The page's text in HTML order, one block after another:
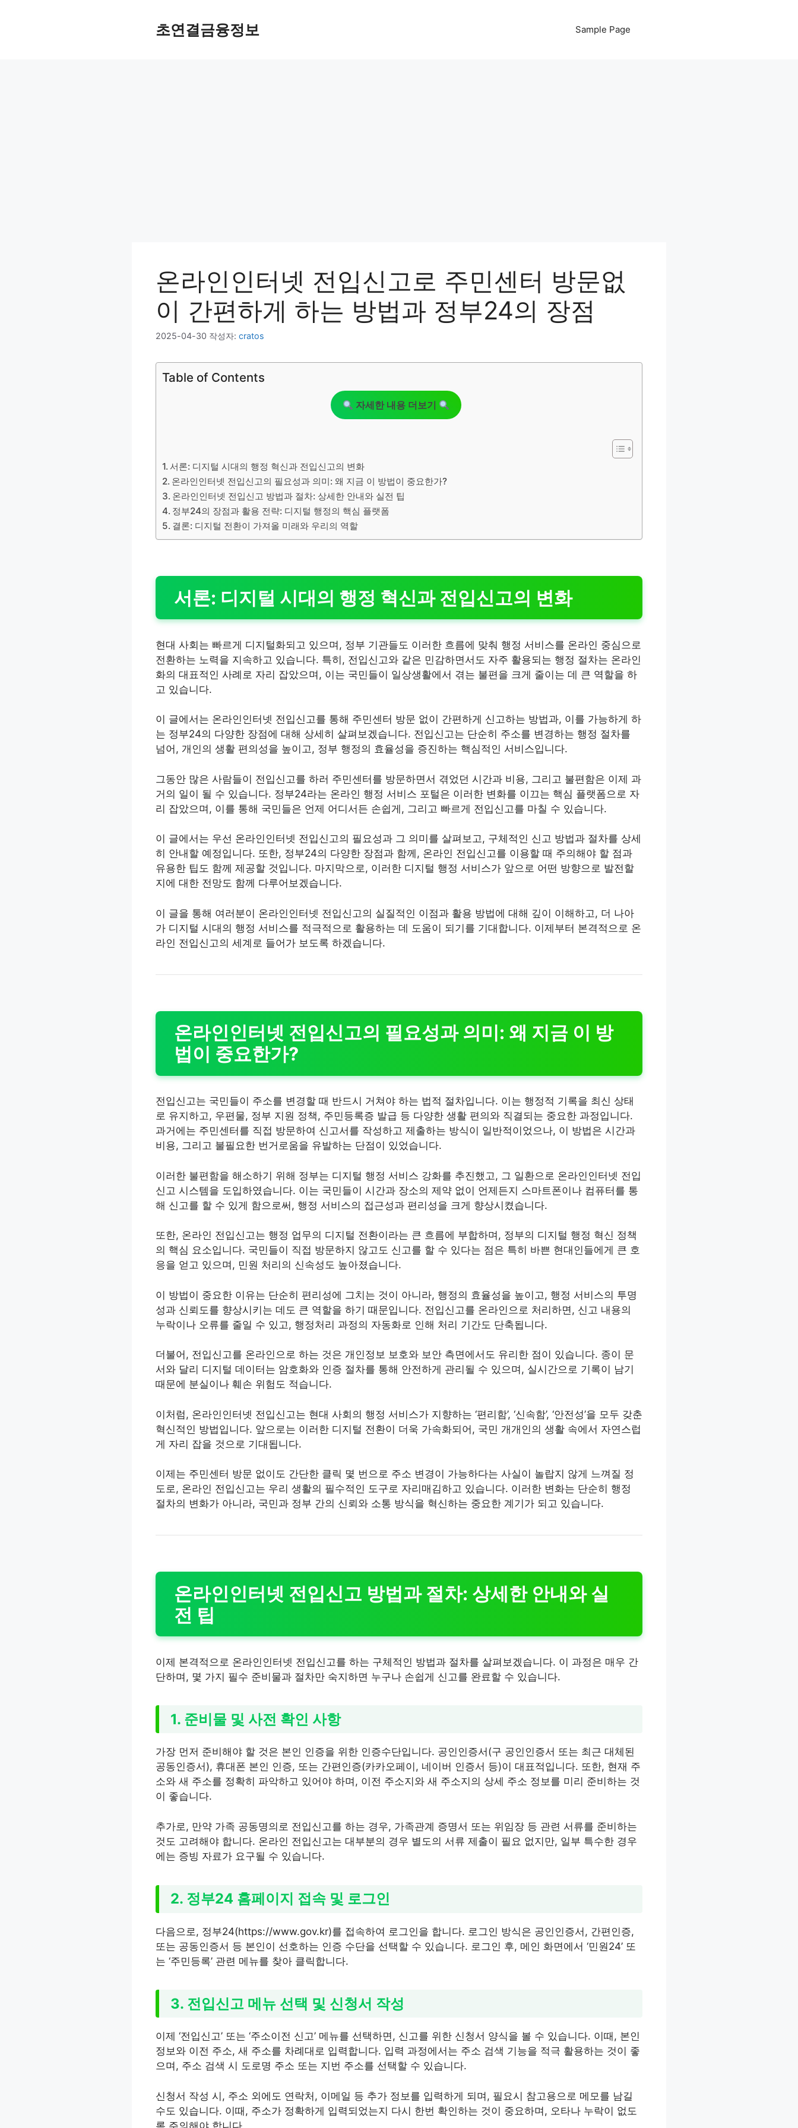
초연결금융정보 Sample Page
온라인인터넷 전입신고로 주민센터 방문없
이 간편하게 하는 방법과 정부24의 장점
2025-04-30 작성자: cratos
Table of Contents
자세한 내용 더보기
서론: 디지털 시대의 행정 혁신과 전입신고의 변화
온라인인터넷 전입신고의 필요성과 의미: 왜 지금 이 방법이 중요한가?
온라인인터넷 전입신고 방법과 절차: 상세한 안내와 실전 팁
정부24의 장점과 활용 전략: 디지털 행정의 핵심 플랫폼
결론: 디지털 전환이 가져올 미래와 우리의 역할
서론: 디지털 시대의 행정 혁신과 전입신고의 변화
현대 사회는 빠르게 디지털화되고 있으며, 정부 기관들도 이러한 흐름에 맞춰 행정 서비스를 온라인 중심으로
전환하는 노력을 지속하고 있습니다. 특히, 전입신고와 같은 민감하면서도 자주 활용되는 행정 절차는 온라인
화의 대표적인 사례로 자리 잡았으며, 이는 국민들이 일상생활에서 겪는 불편을 크게 줄이는 데 큰 역할을 하
고 있습니다.
이 글에서는 온라인인터넷 전입신고를 통해 주민센터 방문 없이 간편하게 신고하는 방법과, 이를 가능하게 하
는 정부24의 다양한 장점에 대해 상세히 살펴보겠습니다. 전입신고는 단순히 주소를 변경하는 행정 절차를
넘어, 개인의 생활 편의성을 높이고, 정부 행정의 효율성을 증진하는 핵심적인 서비스입니다.
그동안 많은 사람들이 전입신고를 하러 주민센터를 방문하면서 겪었던 시간과 비용, 그리고 불편함은 이제 과
거의 일이 될 수 있습니다. 정부24라는 온라인 행정 서비스 포털은 이러한 변화를 이끄는 핵심 플랫폼으로 자
리 잡았으며, 이를 통해 국민들은 언제 어디서든 손쉽게, 그리고 빠르게 전입신고를 마칠 수 있습니다.
이 글에서는 우선 온라인인터넷 전입신고의 필요성과 그 의미를 살펴보고, 구체적인 신고 방법과 절차를 상세
히 안내할 예정입니다. 또한, 정부24의 다양한 장점과 함께, 온라인 전입신고를 이용할 때 주의해야 할 점과
유용한 팁도 함께 제공할 것입니다. 마지막으로, 이러한 디지털 행정 서비스가 앞으로 어떤 방향으로 발전할
지에 대한 전망도 함께 다루어보겠습니다.
이 글을 통해 여러분이 온라인인터넷 전입신고의 실질적인 이점과 활용 방법에 대해 깊이 이해하고, 더 나아
가 디지털 시대의 행정 서비스를 적극적으로 활용하는 데 도움이 되기를 기대합니다. 이제부터 본격적으로 온
라인 전입신고의 세계로 들어가 보도록 하겠습니다.
온라인인터넷 전입신고의 필요성과 의미: 왜 지금 이 방
법이 중요한가?
전입신고는 국민들이 주소를 변경할 때 반드시 거쳐야 하는 법적 절차입니다. 이는 행정적 기록을 최신 상태
로 유지하고, 우편물, 정부 지원 정책, 주민등록증 발급 등 다양한 생활 편의와 직결되는 중요한 과정입니다.
과거에는 주민센터를 직접 방문하여 신고서를 작성하고 제출하는 방식이 일반적이었으나, 이 방법은 시간과
비용, 그리고 불필요한 번거로움을 유발하는 단점이 있었습니다.
이러한 불편함을 해소하기 위해 정부는 디지털 행정 서비스 강화를 추진했고, 그 일환으로 온라인인터넷 전입
신고 시스템을 도입하였습니다. 이는 국민들이 시간과 장소의 제약 없이 언제든지 스마트폰이나 컴퓨터를 통
해 신고를 할 수 있게 함으로써, 행정 서비스의 접근성과 편리성을 크게 향상시켰습니다.
또한, 온라인 전입신고는 행정 업무의 디지털 전환이라는 큰 흐름에 부합하며, 정부의 디지털 행정 혁신 정책
의 핵심 요소입니다. 국민들이 직접 방문하지 않고도 신고를 할 수 있다는 점은 특히 바쁜 현대인들에게 큰 호
응을 얻고 있으며, 민원 처리의 신속성도 높아졌습니다.
이 방법이 중요한 이유는 단순히 편리성에 그치는 것이 아니라, 행정의 효율성을 높이고, 행정 서비스의 투명
성과 신뢰도를 향상시키는 데도 큰 역할을 하기 때문입니다. 전입신고를 온라인으로 처리하면, 신고 내용의
누락이나 오류를 줄일 수 있고, 행정처리 과정의 자동화로 인해 처리 기간도 단축됩니다.
더불어, 전입신고를 온라인으로 하는 것은 개인정보 보호와 보안 측면에서도 유리한 점이 있습니다. 종이 문
서와 달리 디지털 데이터는 암호화와 인증 절차를 통해 안전하게 관리될 수 있으며, 실시간으로 기록이 남기
때문에 분실이나 훼손 위험도 적습니다.
이처럼, 온라인인터넷 전입신고는 현대 사회의 행정 서비스가 지향하는 ‘편리함’, ‘신속함’, ‘안전성’을 모두 갖춘
혁신적인 방법입니다. 앞으로는 이러한 디지털 전환이 더욱 가속화되어, 국민 개개인의 생활 속에서 자연스럽
게 자리 잡을 것으로 기대됩니다.
이제는 주민센터 방문 없이도 간단한 클릭 몇 번으로 주소 변경이 가능하다는 사실이 놀랍지 않게 느껴질 정
도로, 온라인 전입신고는 우리 생활의 필수적인 도구로 자리매김하고 있습니다. 이러한 변화는 단순히 행정
절차의 변화가 아니라, 국민과 정부 간의 신뢰와 소통 방식을 혁신하는 중요한 계기가 되고 있습니다.
온라인인터넷 전입신고 방법과 절차: 상세한 안내와 실
전 팁
이제 본격적으로 온라인인터넷 전입신고를 하는 구체적인 방법과 절차를 살펴보겠습니다. 이 과정은 매우 간
단하며, 몇 가지 필수 준비물과 절차만 숙지하면 누구나 손쉽게 신고를 완료할 수 있습니다.
1. 준비물 및 사전 확인 사항
가장 먼저 준비해야 할 것은 본인 인증을 위한 인증수단입니다. 공인인증서(구 공인인증서 또는 최근 대체된
공동인증서), 휴대폰 본인 인증, 또는 간편인증(카카오페이, 네이버 인증서 등)이 대표적입니다. 또한, 현재 주
소와 새 주소를 정확히 파악하고 있어야 하며, 이전 주소지와 새 주소지의 상세 주소 정보를 미리 준비하는 것
이 좋습니다.
추가로, 만약 가족 공동명의로 전입신고를 하는 경우, 가족관계 증명서 또는 위임장 등 관련 서류를 준비하는
것도 고려해야 합니다. 온라인 전입신고는 대부분의 경우 별도의 서류 제출이 필요 없지만, 일부 특수한 경우
에는 증빙 자료가 요구될 수 있습니다.
2. 정부24 홈페이지 접속 및 로그인
다음으로, 정부24(https://www.gov.kr)를 접속하여 로그인을 합니다. 로그인 방식은 공인인증서, 간편인증,
또는 공동인증서 등 본인이 선호하는 인증 수단을 선택할 수 있습니다. 로그인 후, 메인 화면에서 ‘민원24’ 또
는 ‘주민등록’ 관련 메뉴를 찾아 클릭합니다.
3. 전입신고 메뉴 선택 및 신청서 작성
이제 ‘전입신고’ 또는 ‘주소이전 신고’ 메뉴를 선택하면, 신고를 위한 신청서 양식을 볼 수 있습니다. 이때, 본인
정보와 이전 주소, 새 주소를 차례대로 입력합니다. 입력 과정에서는 주소 검색 기능을 적극 활용하는 것이 좋
으며, 주소 검색 시 도로명 주소 또는 지번 주소를 선택할 수 있습니다.
신청서 작성 시, 주소 외에도 연락처, 이메일 등 추가 정보를 입력하게 되며, 필요시 참고용으로 메모를 남길
수도 있습니다. 이때, 주소가 정확하게 입력되었는지 다시 한번 확인하는 것이 중요하며, 오타나 누락이 없도
록 주의해야 합니다.